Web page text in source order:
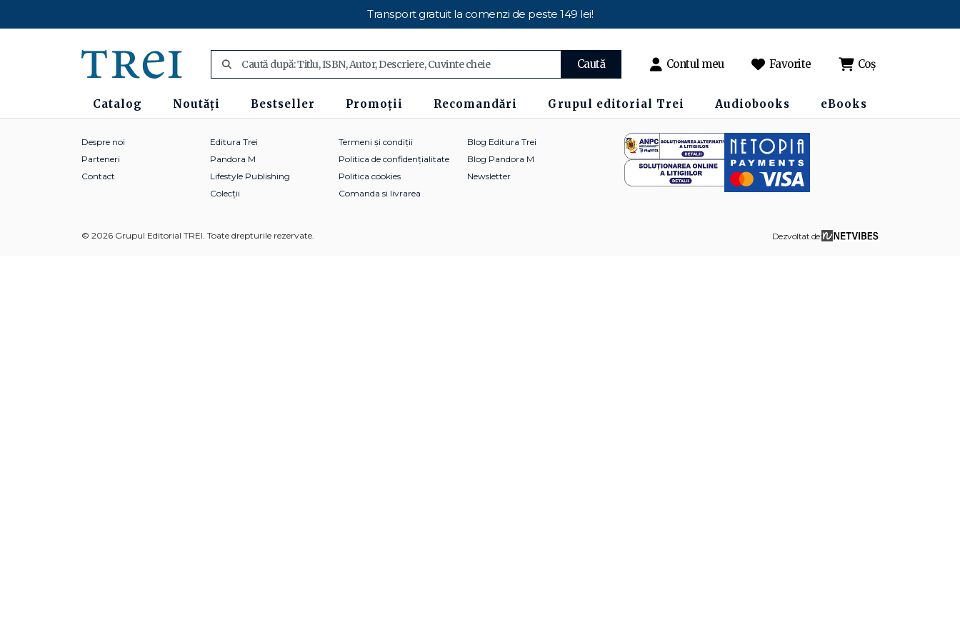
Transport gratuit la comenzi de peste 149 lei!
Caută Contul meu Favorite Coș
Catalog Noutăți Bestseller Promoții Recomandări Grupul editorial Trei Audiobooks eBooks
Despre noi
Parteneri
Contact
Editura Trei
Pandora M
Lifestyle Publishing
Colecții
Termeni și condiții
Politica de confidențialitate
Politica cookies
Comanda si livrarea
Blog Editura Trei
Blog Pandora M
Newsletter
© 2026 Grupul Editorial TREI. Toate drepturile rezervate. Dezvoltat de: